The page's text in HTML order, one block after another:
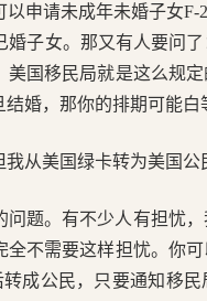
申请未成年未婚子女
子女。那又有人要问
国移民局就是这么规
婚，那你的排期可能白
从美国绿卡转为美国公
题。有不少人有担忧
不需要这样担忧。你可
成公民，只要通知移